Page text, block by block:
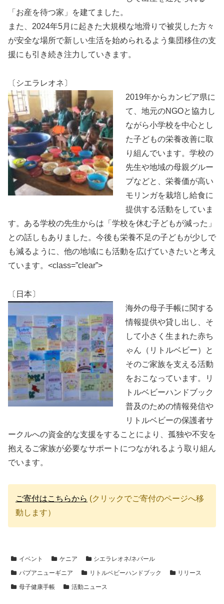
「お産を待つ家」を建てました。
また、2024年5月に起きた大規模な地滑りで被災した方々
が安全な場所で新しい生活を始められるよう集団移住の支
援にも引き続き注力していきます。
〔シエラレオネ〕
2019年からカンビア県に
て、地元のNGOと協力し
ながら小学校を中心とし
た子どもの栄養改善に取
り組んでいます。学校の
先生や地域の母親グルー
プなどと、栄養価が高い
モリンガを栽培し給食に
提供する活動をしていま
す。ある学校の先生からは「学校を休む子どもが減った」
との話しもありました。今後も栄養不足の子どもが少しで
も減るように、他の地域にも活動を広げていきたいと考え
ています。<class=”clear”>
〔日本〕
海外の母子手帳に関する
情報提供や貸し出し、そ
して小さく生まれた赤ち
ゃん（リトルベビー）と
そのご家族を支える活動
をおこなっています。リ
トルベビーハンドブック
普及のための情報発信や
リトルベビーの保護者サ
ークルへの資金的な支援をすることにより、孤独や不安を
抱えるご家族が必要なサポートにつながれるよう取り組ん
でいます。
ご寄付はこちらから (クリックでご寄付のページへ移
動します）
イベント ケニア
シエラレオネ/ネパール
パプアニューギニア
リトルベビーハンドブック
リリース
母子健康手帳
活動ニュース